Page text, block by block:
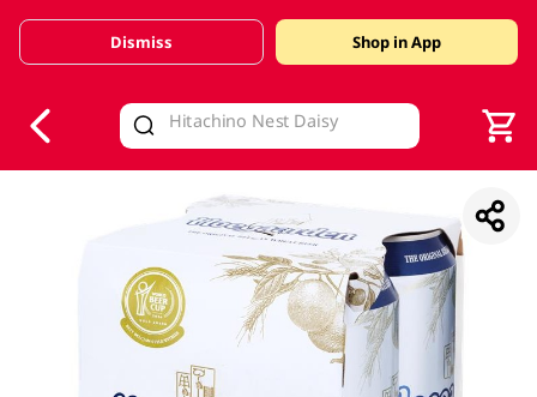
Valid Until 30 June 2026
Dismiss Shop in App